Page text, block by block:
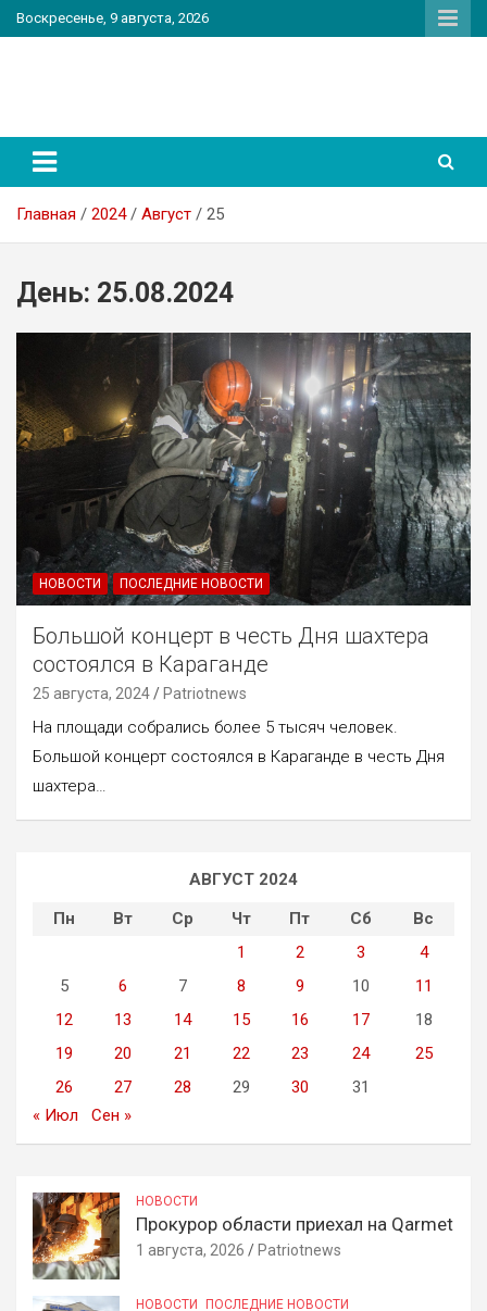
Перейти
к
Воскресенье, 9 августа, 2026
Главная 2024 Август 25
День: 25.08.2024
НОВОСТИ ПОСЛЕДНИЕ НОВОСТИ
Большой концерт в честь Дня шахтера
состоялся в Караганде
25 августа, 2024 Patriotnews
На площади собрались более 5 тысяч человек.
Большой концерт состоялся в Караганде в честь Дня
шахтера…
АВГУСТ 2024
Пн
Вт Ср Чт Пт Сб
Вс
1
2 3
4
5
6 7 8 9 10
11
12
13 14 15 16 17
18
19
20 21 22 23 24
25
26
27 28 29 30
31
« Июл
Сен »
НОВОСТИ
Прокурор области приехал на Qarmet
1 августа, 2026 Patriotnews
НОВОСТИ ПОСЛЕДНИЕ НОВОСТИ